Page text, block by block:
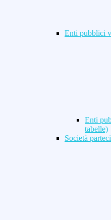
Enti pubblici
Enti
tabelle)
Società